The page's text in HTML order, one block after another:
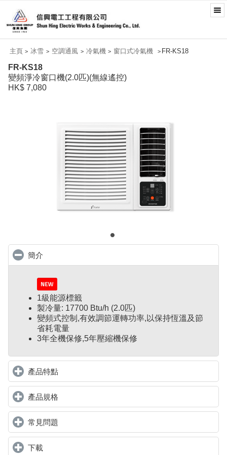
主頁 > 冰雪 > 空調通風 > 冷氣機 > 窗口式冷氣機 > FR-KS18
FR-KS18
變頻淨冷窗口機(2.0匹)(無線遙控)
HK$ 7,080
簡介
1級能源標籤
製冷量: 17700 Btu/h (2.0匹)
變頻式控制 ,有效調節運轉功率,以保持恆溫及節
省耗電量
3年全機保修,5年壓縮機保修
產品特點click to expand contents
產品規格
常見問題
下載click to expand contents